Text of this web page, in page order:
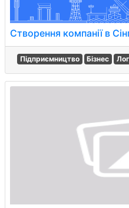
Створення компанії в
Підприємництво Бізнес